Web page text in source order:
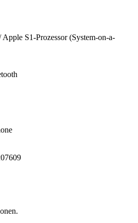
Apple S1-Prozessor (System-on-a-